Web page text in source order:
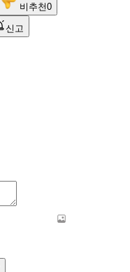
비추천0
신고